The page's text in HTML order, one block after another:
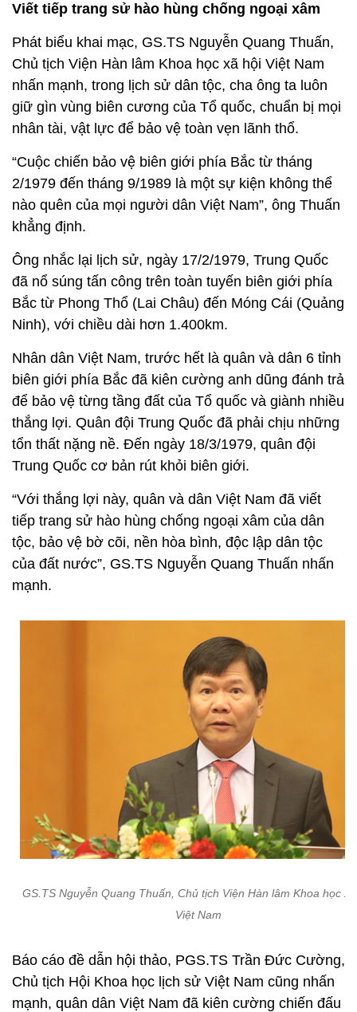
Viết tiếp trang sử hào hùng chống ngoại xâm
Phát biểu khai mạc, GS.TS Nguyễn Quang Thuấn,
Chủ tịch Viện Hàn lâm Khoa học xã hội Việt Nam
nhấn mạnh, trong lịch sử dân tộc, cha ông ta luôn
giữ gìn vùng biên cương của Tổ quốc, chuẩn bị mọi
nhân tài, vật lực để bảo vệ toàn vẹn lãnh thổ.
“Cuộc chiến bảo vệ biên giới phía Bắc từ tháng
2/1979 đến tháng 9/1989 là một sự kiện không thể
nào quên của mọi người dân Việt Nam”, ông Thuấn
khẳng định.
Ông nhắc lại lịch sử, ngày 17/2/1979, Trung Quốc
đã nổ súng tấn công trên toàn tuyến biên giới phía
Bắc từ Phong Thổ (Lai Châu) đến Móng Cái (Quảng
Ninh), với chiều dài hơn 1.400km.
Nhân dân Việt Nam, trước hết là quân và dân 6 tỉnh
biên giới phía Bắc đã kiên cường anh dũng đánh trả
để bảo vệ từng tầng đất của Tổ quốc và giành nhiều
thắng lợi. Quân đội Trung Quốc đã phải chịu những
tổn thất nặng nề. Đến ngày 18/3/1979, quân đội
Trung Quốc cơ bản rút khỏi biên giới.
“Với thắng lợi này, quân và dân Việt Nam đã viết
tiếp trang sử hào hùng chống ngoại xâm của dân
tộc, bảo vệ bờ cõi, nền hòa bình, độc lập dân tộc
của đất nước”, GS.TS Nguyễn Quang Thuấn nhấn
mạnh.
GS.TS Nguyễn Quang Thuấn, Chủ tịch Viện Hàn lâm Khoa học
Việt Nam
Báo cáo đề dẫn hội thảo, PGS.TS Trần Đức Cường,
Chủ tịch Hội Khoa học lịch sử Việt Nam cũng nhấn
mạnh, quân dân Việt Nam đã kiên cường chiến đấu